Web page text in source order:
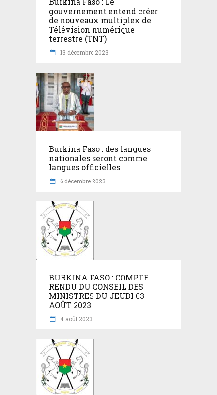
gouvernement entend créer
de nouveaux multiplex de
Télévision numérique
terrestre (TNT)
13 décembre 2023
Burkina Faso : des langues
nationales seront comme
langues officielles
6 décembre 2023
BURKINA FASO : COMPTE
RENDU DU CONSEIL DES
MINISTRES DU JEUDI 03
AOÛT 2023
4 août 2023